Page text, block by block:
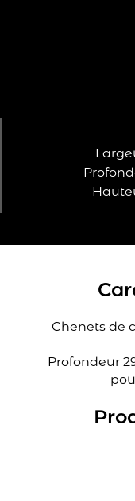
Chenets de
Profondeur